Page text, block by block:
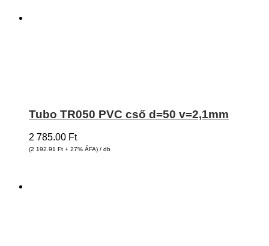
Tubo TR050 PVC cső d=50 v=2,1mm
2 785.00 Ft
(2 192.91 Ft + 27% ÁFA) / db